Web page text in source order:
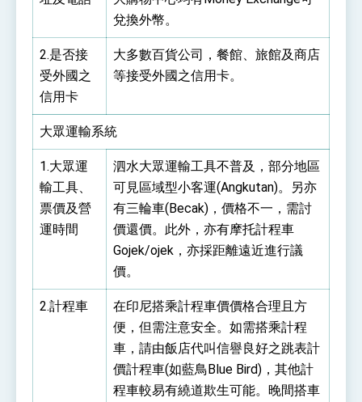
兌換外幣。
2.是否接
受外國之
信用卡
大多數百貨公司，餐館、旅館及商店
等接受外國之信用卡。
大眾運輸系統
1.大眾運
輸工具、
票價及營
運時間
泗水大眾運輸工具不普及，部分地區
可見區域型小客運(Angkutan)。另亦
有三輪車(Becak)，價格不一，需討
價還價。此外，亦有摩托計程車
Gojek/ojek，亦採距離遠近進行議
價。
2.計程車
在印尼搭乘計程車價價格合理且方
便，但需注意安全。如需搭乘計程
車，請由飯店代叫信譽良好之跳表計
價計程車(如藍鳥Blue Bird)，其他計
程車較易有繞道欺生可能。晚間搭車